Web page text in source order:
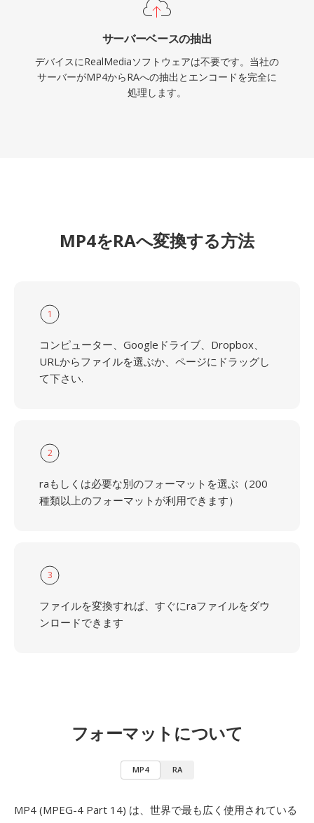
サーバーベースの抽出
デバイスにRealMediaソフトウェアは不要です。当社の
サーバーがMP4からRAへの抽出とエンコードを完全に
処理します。
MP4をRAへ変換する方法
1
コンピューター、Googleドライブ、Dropbox、
URLからファイルを選ぶか、ページにドラッグし
て下さい.
2
raもしくは必要な別のフォーマットを選ぶ（200
種類以上のフォーマットが利用できます）
3
ファイルを変換すれば、すぐにraファイルをダウ
ンロードできます
フォーマットについて
MP4 RA
MP4 (MPEG-4 Part 14) は、世界で最も広く使用されている